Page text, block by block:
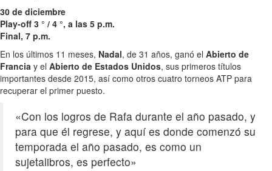
30 de diciembre
Play-off 3 ° / 4 °, a las 5 p.m.
Final, 7 p.m.
En los últimos 11 meses, Nadal, de 31 años, ganó el Abierto de
Francia y el Abierto de Estados Unidos, sus primeros títulos
importantes desde 2015, así como otros cuatro torneos ATP para
recuperar el primer puesto.
«Con los logros de Rafa durante el año pasado, y
para que él regrese, y aquí es donde comenzó su
temporada el año pasado, es como un
sujetalibros, es perfecto»